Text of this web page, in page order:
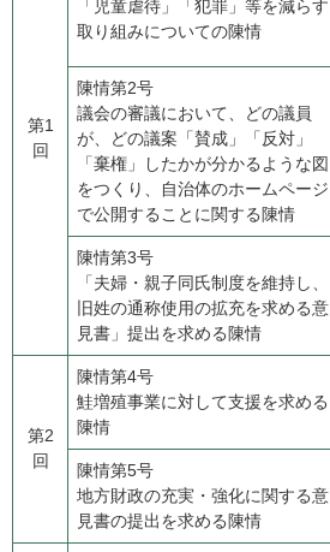
第1
回
「児童虐待」「犯罪」等を減らす
取り組みについての陳情
陳情第2号
​議会の審議において、どの議員
が、どの議案「賛成」「反対」
「棄権」したかが分かるような図
をつくり、自治体のホームページ
で公開することに関する陳情
陳情第3号
​「夫婦・親子同氏制度を維持し、
旧姓の通称使用の拡充を求める意
見書」提出を求める陳情
第2
回
陳情第4号
鮭増殖事業に対して支援を求める
陳情
陳情第5号
地方財政の充実・強化に関する意
見書の提出を求める陳情